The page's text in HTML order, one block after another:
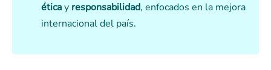
éticay responsabilidad, enfocados en la mejora
internacional del país.